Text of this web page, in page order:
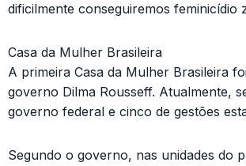
dificilmente conseguiremos feminicídio
Casa da Mulher Brasileira
A primeira Casa da Mulher Brasileira
governo Dilma Rousseff. Atualmente,
governo federal e cinco de gestões
Segundo o governo, nas unidades do